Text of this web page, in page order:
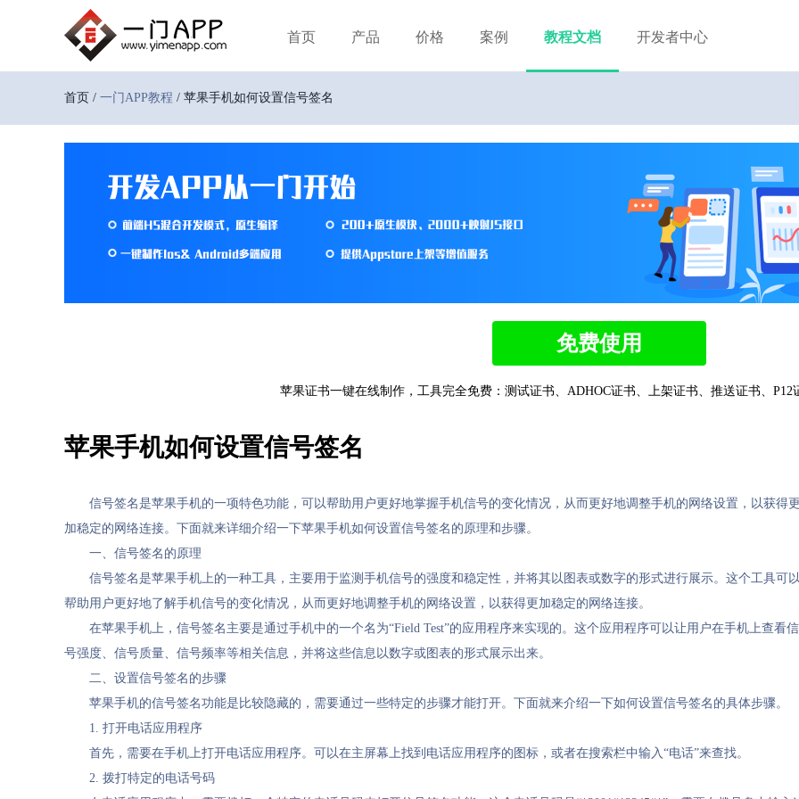
首页 产品 价格 案例 教程文档 开发者中心
首页 / 一门APP教程 / 苹果手机如何设置信号签名
免费使用
苹果证书一键在线制作，工具完全免费：测试证书、ADHOC证书、上架证书、推送证书、P12
苹果手机如何设置信号签名
信号签名是苹果手机的一项特色功能，可以帮助用户更好地掌握手机信号的变化情况，从而更好地调整手机的网络设置，以获得
加稳定的网络连接。下面就来详细介绍一下苹果手机如何设置信号签名的原理和步骤。
一、信号签名的原理
信号签名是苹果手机上的一种工具，主要用于监测手机信号的强度和稳定性，并将其以图表或数字的形式进行展示。这个工具可
帮助用户更好地了解手机信号的变化情况，从而更好地调整手机的网络设置，以获得更加稳定的网络连接。
在苹果手机上，信号签名主要是通过手机中的一个名为“Field Test”的应用程序来实现的。这个应用程序可以让用户在手机上查看信
号强度、信号质量、信号频率等相关信息，并将这些信息以数字或图表的形式展示出来。
二、设置信号签名的步骤
苹果手机的信号签名功能是比较隐藏的，需要通过一些特定的步骤才能打开。下面就来介绍一下如何设置信号签名的具体步骤。
1. 打开电话应用程序
首先，需要在手机上打开电话应用程序。可以在主屏幕上找到电话应用程序的图标，或者在搜索栏中输入“电话”来查找。
2. 拨打特定的电话号码